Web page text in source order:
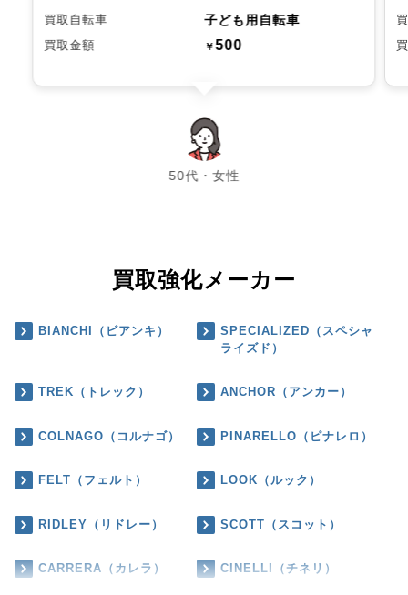
買取自転車 子ども用自転車
買取金額 ￥500
50代・女性
chevron_left chevron_right
買取強化メーカー
BIANCHI（ビアンキ）
SPECIALIZED（スペシャ
ライズド）
TREK（トレック） ANCHOR（アンカー）
COLNAGO（コルナゴ） PINARELLO（ピナレロ）
FELT（フェルト） LOOK（ルック）
RIDLEY（リドレー） SCOTT（スコット）
CARRERA（カレラ） CINELLI（チネリ）